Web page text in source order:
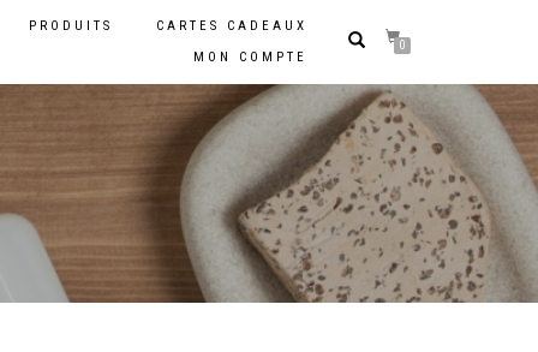
PRODUITS
CARTES CADEAUX
MON COMPTE
0